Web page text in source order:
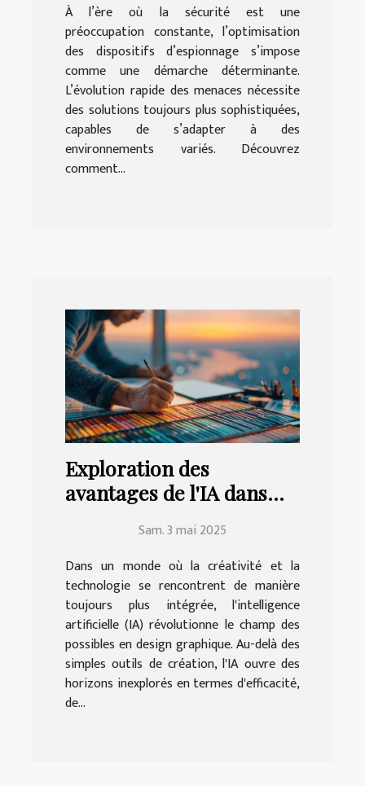
À l’ère où la sécurité est une
préoccupation constante, l’optimisation
des dispositifs d’espionnage s’impose
comme une démarche déterminante.
L’évolution rapide des menaces nécessite
des solutions toujours plus sophistiquées,
capables de s’adapter à des
environnements variés. Découvrez
comment...
Exploration des
avantages de l'IA dans
compétences en design
graphique
Sam. 3 mai 2025
Dans un monde où la créativité et la
technologie se rencontrent de manière
toujours plus intégrée, l'intelligence
artificielle (IA) révolutionne le champ des
possibles en design graphique. Au-delà des
simples outils de création, l'IA ouvre des
horizons inexplorés en termes d'efficacité,
de...